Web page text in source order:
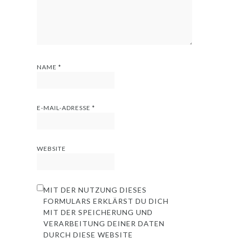
NAME*
E-MAIL-ADRESSE*
WEBSITE
MIT DER NUTZUNG DIESES
FORMULARS ERKLÄRST DU DICH
MIT DER SPEICHERUNG UND
VERARBEITUNG DEINER DATEN
DURCH DIESE WEBSITE